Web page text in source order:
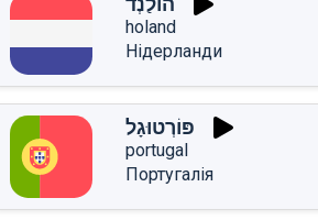
holand
Нідерланди
פּוֹרְטוּגָל
portugal
Португалія